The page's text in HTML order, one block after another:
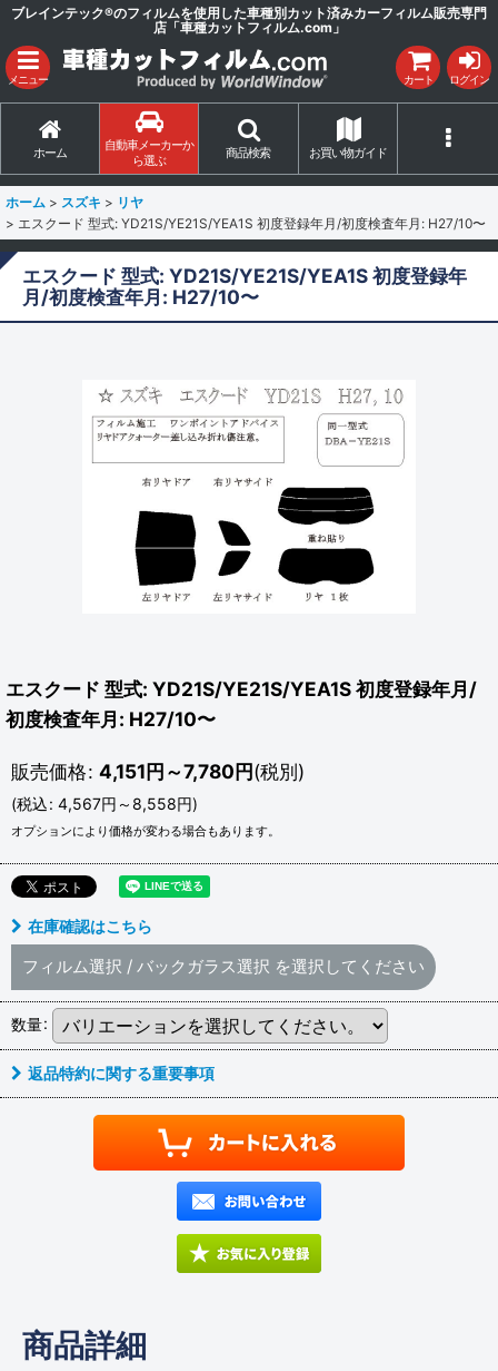
ブレインテック®のフィルムを使用した車種別カット済みカーフィルム販売専門
店「車種カットフィルム.com」
メニュー カート ログイン
ホーム
自動車メーカーか
ら選ぶ
商品検索 お買い物ガイド
ホーム > スズキ > リヤ
> エスクード 型式: YD21S/YE21S/YEA1S 初度登録年月/初度検査年月: H27/10〜
エスクード 型式: YD21S/YE21S/YEA1S 初度登録年
月/初度検査年月: H27/10〜
エスクード 型式: YD21S/YE21S/YEA1S 初度登録年月/
初度検査年月: H27/10〜
販売価格: 4,151円～7,780円(税別)
(税込: 4,567円 ～8,558円)
オプションにより価格が変わる場合もあります。
在庫確認はこちら
フィルム選択 / バックガラス選択 を選択してください
数量:
返品特約に関する重要事項
商品詳細